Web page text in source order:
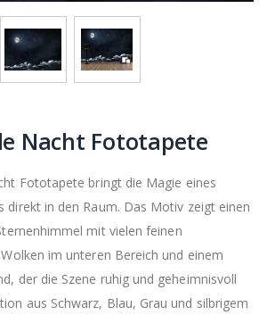
Nacht Fototapete
Fototapete bringt die Magie eines
direkt in den Raum. Das Motiv zeigt einen
mit vielen feinen
im unteren Bereich und einem
der die Szene ruhig und geheimnisvoll
aus Schwarz, Blau, Grau und silbrigem